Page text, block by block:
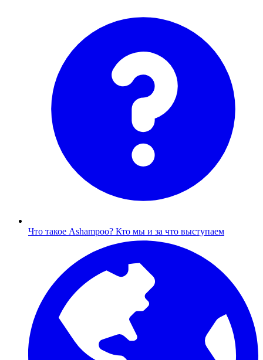
Что такое Ashampoo? Кто мы и за что выступаем